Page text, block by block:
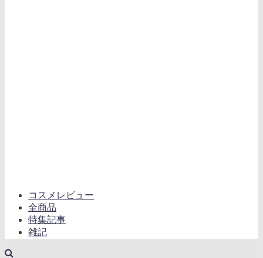
コスメレビュー
全商品
特集記事
雑記